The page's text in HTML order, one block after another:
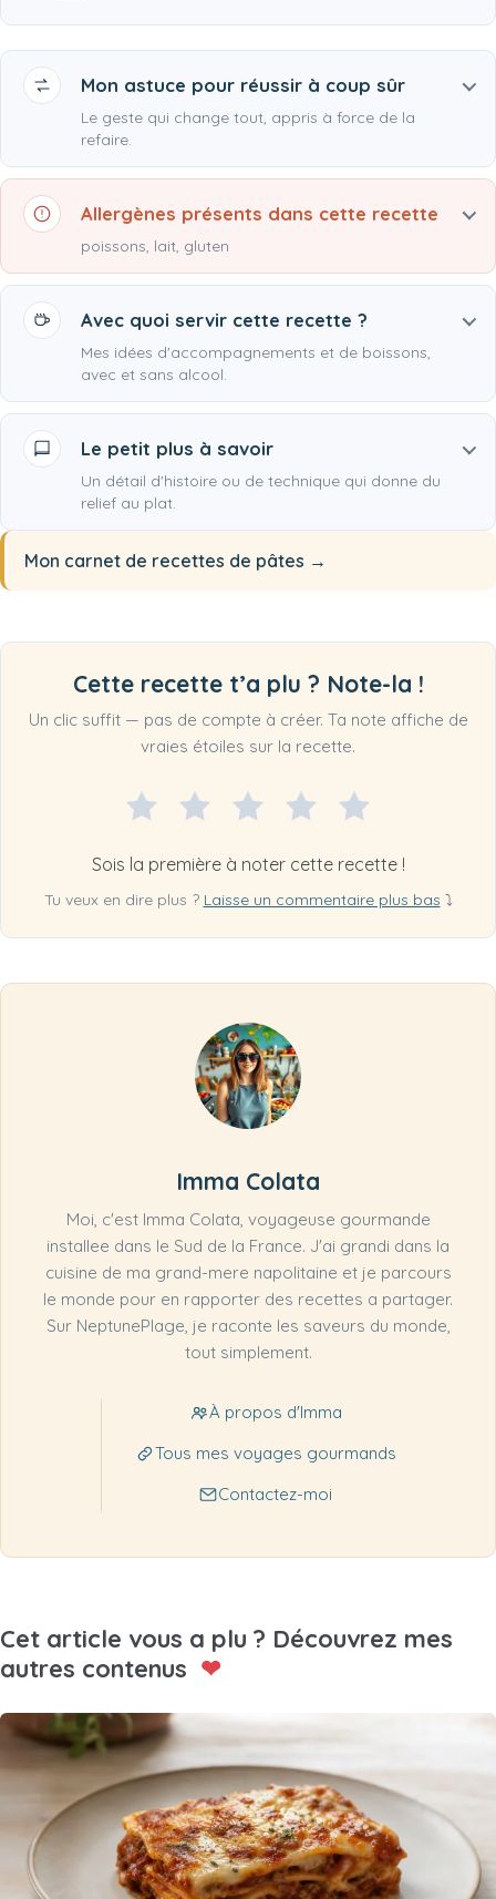
Mon astuce pour réussir à coup sûr
Le geste qui change tout, appris à force de la
refaire.
Allergènes présents dans cette recette
poissons, lait, gluten
Avec quoi servir cette recette ?
Mes idées d'accompagnements et de boissons,
avec et sans alcool.
Le petit plus à savoir
Un détail d'histoire ou de technique qui donne du
relief au plat.
Mon carnet de recettes de pâtes
Cette recette t’a plu ? Note-la !
Un clic suffit — pas de compte à créer. Ta note affiche de
vraies étoiles sur la recette.
Sois la première à noter cette recette !
Tu veux en dire plus ? Laisse un commentaire plus bas ⤵
Imma Colata
Moi, c'est Imma Colata, voyageuse gourmande
installee dans le Sud de la France. J'ai grandi dans la
cuisine de ma grand-mere napolitaine et je parcours
le monde pour en rapporter des recettes a partager.
Sur NeptunePlage, je raconte les saveurs du monde,
tout simplement.
À propos d'Imma
Tous mes voyages gourmands
Contactez-moi
Cet article vous a plu ? Découvrez mes
autres contenus ❤